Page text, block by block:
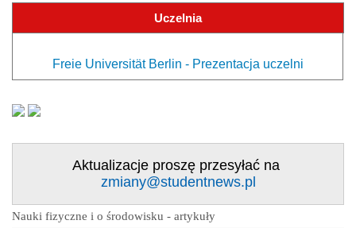
Uczelnia
Freie Universität Berlin - Prezentacja uczelni
Aktualizacje proszę przesyłać na
zmiany@studentnews.pl
Nauki fizyczne i o środowisku - artykuły